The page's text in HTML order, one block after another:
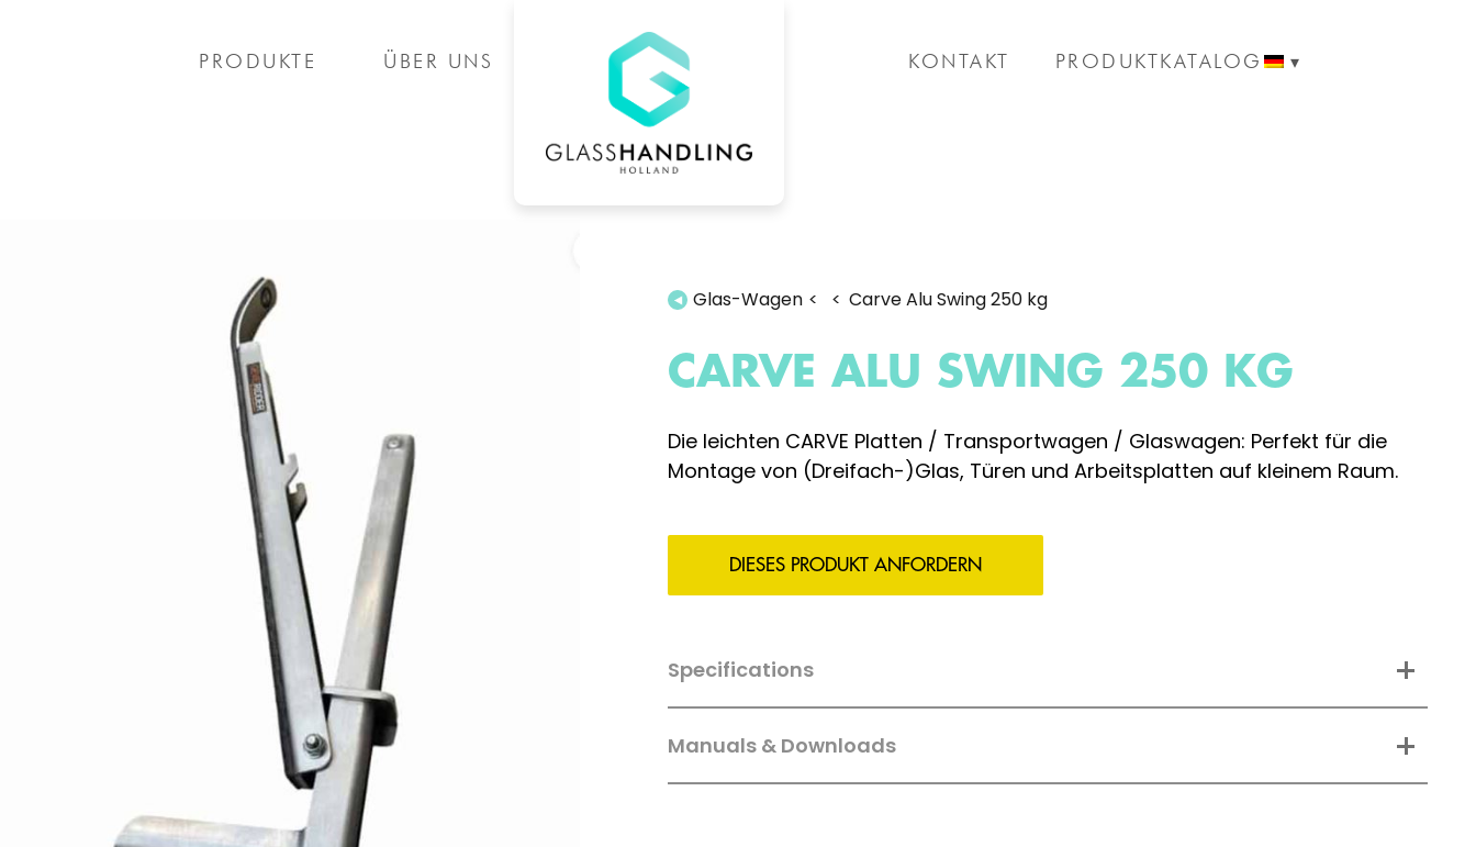
PRODUKTE ÜBER UNS KONTAKT PRODUKTKATALOG
Glas-Wagen Carve Alu Swing 250 kg
CARVE ALU SWING 250 KG
Die leichten CARVE Platten / Transportwagen / Glaswagen: Perfekt für die
Montage von (Dreifach-)Glas, Türen und Arbeitsplatten auf kleinem Raum.
DIESES PRODUKT ANFORDERN
Specifications
Manuals & Downloads